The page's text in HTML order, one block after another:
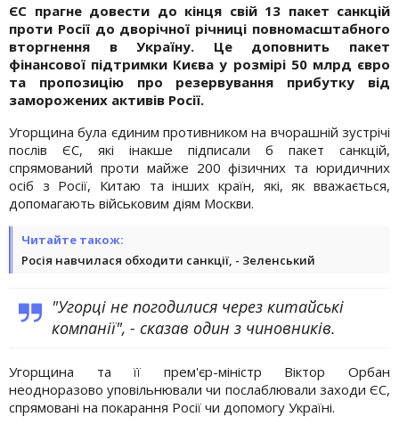
ЄС прагне довести до кінця свій 13 пакет санкцій
проти Росії до дворічної річниці повномасштабного
вторгнення в Україну. Це доповнить пакет
фінансової підтримки Києва у розмірі 50 млрд євро
та пропозицію про резервування прибутку від
заморожених активів Росії.
Угорщина була єдиним противником на вчорашній зустрічі
послів ЄС, які інакше підписали б пакет санкцій,
спрямований проти майже 200 фізичних та юридичних
осіб з Росії, Китаю та інших країн, які, як вважається,
допомагають військовим діям Москви.
Читайте також:
Росія навчилася обходити санкції, - Зеленський
"Угорці не погодилися через китайські
компанії", - сказав один з чиновників.
Угорщина та її прем'єр-міністр Віктор Орбан
неодноразово уповільнювали чи послаблювали заходи ЄС,
спрямовані на покарання Росії чи допомогу Україні.